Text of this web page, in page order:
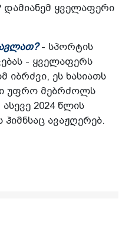
დამიანემ ყველაფერი
- სპორტის
- ყველაფერს
იბრძვი, ეს ხასიათს
უფრო მებრძოლს
2024 წლის
ავაჟღერებ.